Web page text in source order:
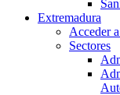
Extremadura
Acceder
Sectores